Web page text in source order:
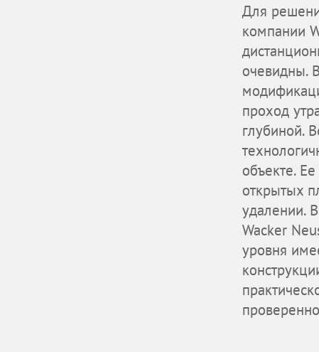
Для
компании
очевидны.
проход
глубиной.
объекте.
открытых
удалении.
Wacker
уровня